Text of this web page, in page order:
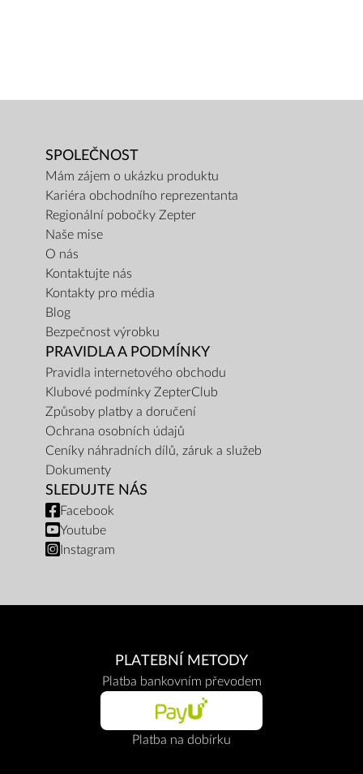
SPOLEČNOST
Mám zájem o ukázku produktu
Kariéra obchodního reprezentanta
Regionální pobočky Zepter
Naše mise
O nás
Kontaktujte nás
Kontakty pro média
Blog
Bezpečnost výrobku
PRAVIDLA A PODMÍNKY
Pravidla internetového obchodu
Klubové podmínky ZepterClub
Způsoby platby a doručení
Ochrana osobních údajů
Ceníky náhradních dílů, záruk a služeb
Dokumenty
SLEDUJTE NÁS
Facebook
Youtube
Instagram
PLATEBNÍ METODY
Platba bankovním převodem
Platba na dobírku